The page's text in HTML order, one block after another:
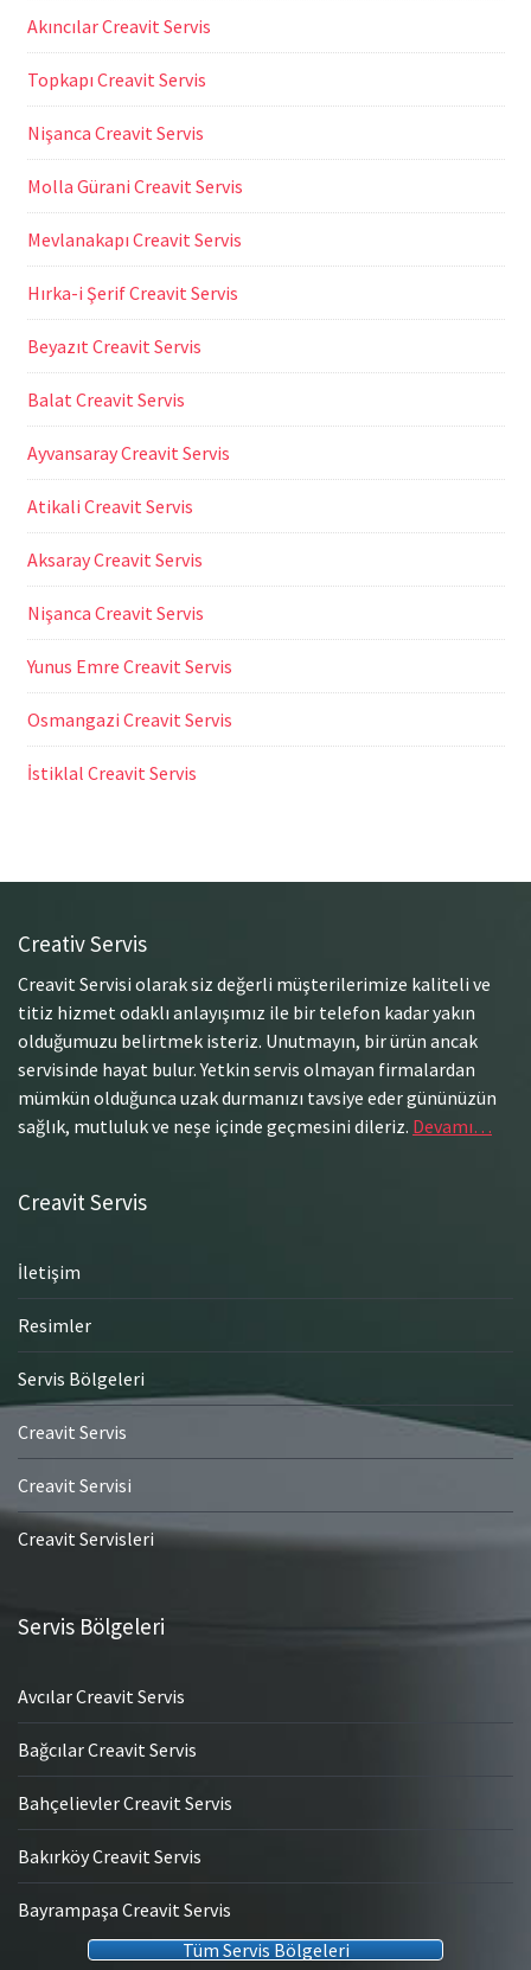
Akıncılar Creavit Servis
Topkapı Creavit Servis
Nişanca Creavit Servis
Molla Gürani Creavit Servis
Mevlanakapı Creavit Servis
Hırka-i Şerif Creavit Servis
Beyazıt Creavit Servis
Balat Creavit Servis
Ayvansaray Creavit Servis
Atikali Creavit Servis
Aksaray Creavit Servis
Nişanca Creavit Servis
Yunus Emre Creavit Servis
Osmangazi Creavit Servis
İstiklal Creavit Servis
Creativ Servis
Creavit Servisi olarak siz değerli müşterilerimize kaliteli ve
titiz hizmet odaklı anlayışımız ile bir telefon kadar yakın
olduğumuzu belirtmek isteriz. Unutmayın, bir ürün ancak
servisinde hayat bulur. Yetkin servis olmayan firmalardan
mümkün olduğunca uzak durmanızı tavsiye eder gününüzün
sağlık, mutluluk ve neşe içinde geçmesini dileriz. Devamı…
Creavit Servis
İletişim
Resimler
Servis Bölgeleri
Creavit Servis
Creavit Servisi
Creavit Servisleri
Servis Bölgeleri
Avcılar Creavit Servis
Bağcılar Creavit Servis
Bahçelievler Creavit Servis
Bakırköy Creavit Servis
Bayrampaşa Creavit Servis
Tüm Servis Bölgeleri